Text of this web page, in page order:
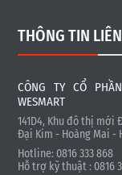
THÔNG TIN
CÔNG TY CỔ
WESMART
141D4, Khu đô thị mới
Đại Kim - Hoàng Mai -
Hotline: 0816 333 868
Hỗ trợ kỹ thuật : 0816